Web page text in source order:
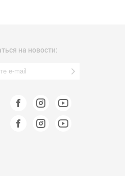
на новости: